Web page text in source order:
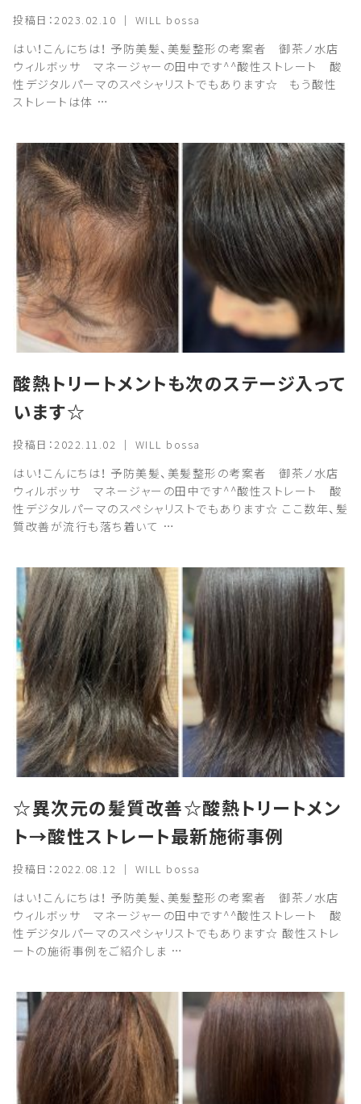
投稿日：2023.02.10 ｜ WILL bossa
はい！こんにちは！ 予防美髪、美髪整形の考案者 御茶ノ水店
ウィルボッサ マネージャーの田中です^^酸性ストレート 酸
性デジタルパーマのスペシャリストでもあります☆ もう酸性
ストレートは体 …
酸熱トリートメントも次のステージ入って
います☆
投稿日：2022.11.02 ｜ WILL bossa
はい！こんにちは！ 予防美髪、美髪整形の考案者 御茶ノ水店
ウィルボッサ マネージャーの田中です^^酸性ストレート 酸
性デジタルパーマのスペシャリストでもあります☆ ここ数年、髪
質改善が流行も落ち着いて …
☆異次元の髪質改善☆酸熱トリートメン
ト→酸性ストレート最新施術事例
投稿日：2022.08.12 ｜ WILL bossa
はい！こんにちは！ 予防美髪、美髪整形の考案者 御茶ノ水店
ウィルボッサ マネージャーの田中です^^酸性ストレート 酸
性デジタルパーマのスペシャリストでもあります☆ 酸性ストレ
ートの施術事例をご紹介しま …